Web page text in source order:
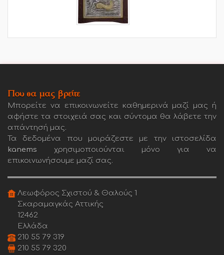
Που θα μας βρείτε
Μπορείτε να επικοινωνείτε καθημερινά μαζί μας ή
αφήστε τα στοιχειά σας και σύντομα θα λάβετε την
απάντησή μας.
Τα δεδομένα που μοιράζεστε με την ιστοσελίδα
kanems χρησιμοποιούνται μόνο για να
επικοινωνήσουμε μαζί σας.
Λεωφόρος Σχιστού & Θαλούς 1
Σκαραμαγκάς Αττικής
12462
Ελλάδα
210 55 79 319
210 55 79 320